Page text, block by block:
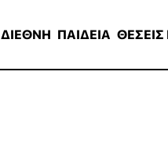
ΔΙΕΘΝΗ ΠΑΙΔΕΙΑ ΘΕΣΕΙΣ